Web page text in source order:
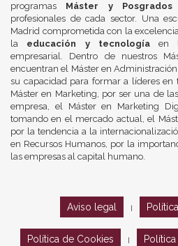
programas Máster y Posgrados
profesionales de cada sector. Una
Madrid comprometida con la
la educación y tecnologíaen
empresarial. Dentro de nuestros
encuentran el Máster en
su capacidad para formar a líderes en
Máster en Marketing, por ser una de
empresa, el Máster en Marketing
tomando en el mercado actual, el
por la tendencia a la
en Recursos Humanos, por la
las empresas al capital humano.
Aviso legal
Política de Cookies